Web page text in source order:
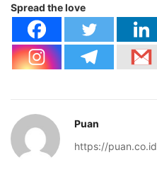
Spread the love
Puan
https://puan.co.id